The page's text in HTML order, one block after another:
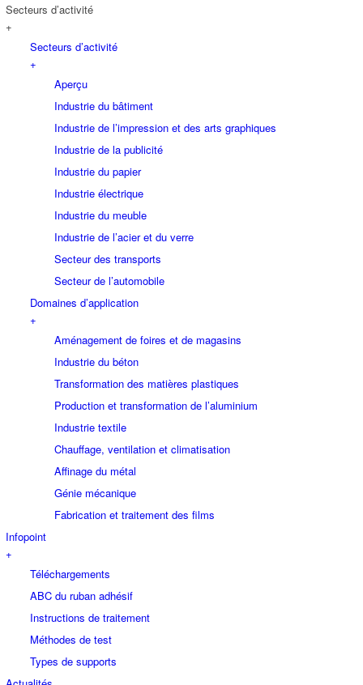
Secteurs d’activité
+
Secteurs d’activité
+
Aperçu
Industrie du bâtiment
Industrie de l’impression et des arts graphiques
Industrie de la publicité
Industrie du papier
Industrie électrique
Industrie du meuble
Industrie de l’acier et du verre
Secteur des transports
Secteur de l’automobile
Domaines d’application
+
Aménagement de foires et de magasins
Industrie du béton
Transformation des matières plastiques
Production et transformation de l’aluminium
Industrie textile
Chauffage, ventilation et climatisation
Affinage du métal
Génie mécanique
Fabrication et traitement des films
Infopoint
+
Téléchargements
ABC du ruban adhésif
Instructions de traitement
Méthodes de test
Types de supports